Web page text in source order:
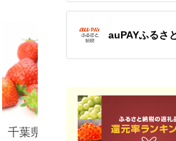
ます。
千葉県 東庄町のふるさと納
auPAYふるさ